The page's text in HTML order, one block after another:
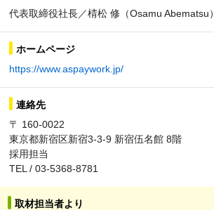
代表取締役社長／棈松 修（Osamu Abematsu）
ホームページ
https://www.aspaywork.jp/
連絡先
〒 160-0022
東京都新宿区新宿3-3-9 新宿伍名館 8階
採用担当
TEL / 03-5368-8781
取材担当者より